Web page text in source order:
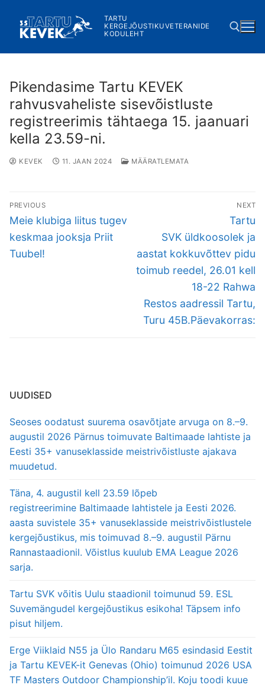
content
TARTU
KERGEJÕUSTIKUVETERANIDE
KODULEHT
Pikendasime Tartu KEVEK
rahvusvaheliste sisevõistluste
registreerimis tähtaega 15. jaanuari
kella 23.59-ni.
KEVEK 11. JAAN 2024 MÄÄRATLEMATA
Navigeerimine
PREVIOUS
Previous
post:
Meie klubiga liitus tugev
keskmaa jooksja Priit
Tuubel!
NEXT
Next
post:
Tartu
SVK üldkoosolek ja
aastat kokkuvõttev pidu
toimub reedel, 26.01 kell
18-22 Rahwa
Restos aadressil Tartu,
Turu 45B.Päevakorras:
UUDISED
Seoses oodatust suurema osavõtjate arvuga on 8.–9.
augustil 2026 Pärnus toimuvate Baltimaade lahtiste ja
Eesti 35+ vanuseklasside meistrivõistluste ajakava
muudetud.
Täna, 4. augustil kell 23.59 lõpeb
registreerimine Baltimaade lahtistele ja Eesti 2026.
aasta suvistele 35+ vanuseklasside meistrivõistlustele
kergejõustikus, mis toimuvad 8.–9. augustil Pärnu
Rannastaadionil. Võistlus kuulub EMA League 2026
sarja.
Tartu SVK võitis Uulu staadionil toimunud 59. ESL
Suvemängudel kergejõustikus esikoha! Täpsem info
pisut hiljem.
Erge Viiklaid N55 ja Ülo Randaru M65 esindasid Eestit
ja Tartu KEVEK-it Genevas (Ohio) toimunud 2026 USA
TF Masters Outdoor Championship’il. Koju toodi kuue